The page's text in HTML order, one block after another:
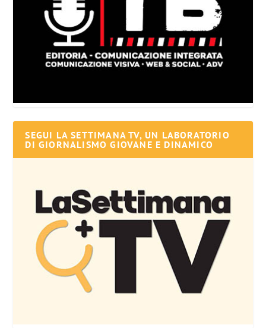
SEGUI LA SETTIMANA TV, UN LABORATORIO
DI GIORNALISMO GIOVANE E DINAMICO